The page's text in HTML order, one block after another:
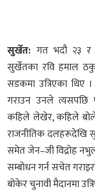
सुर्खेत: गत भदौ २३
सुर्खेतका रवि हमाल
सडकमा उत्रिएका थिए
गराउन उनले त्यसपछि
कहिले लेखेर, कहिले
राजनीतिक दलहरूदेखि
समेत जेन–जी विद्रोह
सम्बोधन गर्न सचेत
बोकेर चुनावी मैदानमा